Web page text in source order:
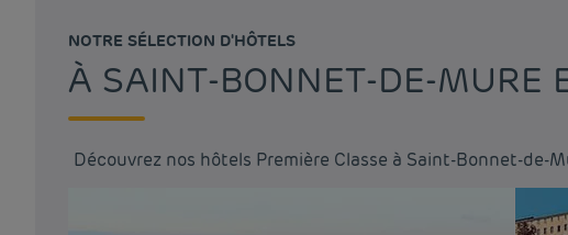
NOTRE SÉLECTION D'HÔTELS
À SAINT-BONNET-DE-MURE
Découvrez nos hôtels Première Classe à Saint-Bonnet-